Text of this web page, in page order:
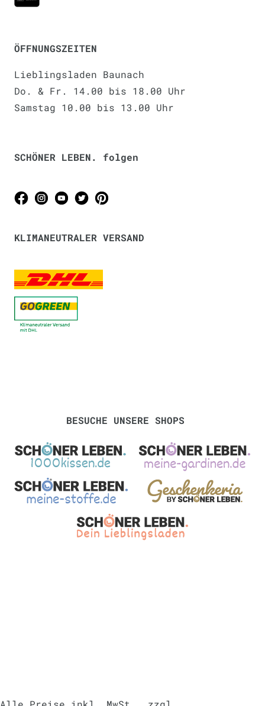
ÖFFNUNGSZEITEN
Lieblingsladen Baunach
Do. & Fr. 14.00 bis 18.00 Uhr
Samstag 10.00 bis 13.00 Uhr
SCHÖNER LEBEN. folgen
KLIMANEUTRALER VERSAND
BESUCHE UNSERE SHOPS